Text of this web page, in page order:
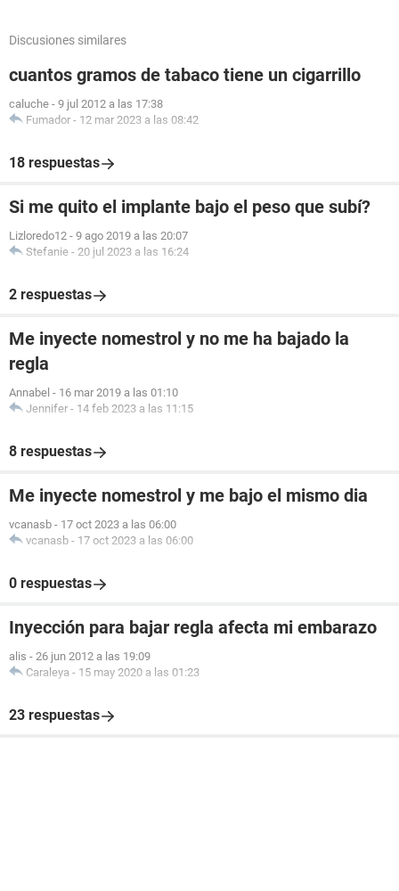
Discusiones similares
cuantos gramos de tabaco tiene un cigarrillo
caluche - 9 jul 2012 a las 17:38
Fumador - 12 mar 2023 a las 08:42
18 respuestas
Si me quito el implante bajo el peso que subí?
Lizloredo12 - 9 ago 2019 a las 20:07
Stefanie - 20 jul 2023 a las 16:24
2 respuestas
Me inyecte nomestrol y no me ha bajado la
regla
Annabel - 16 mar 2019 a las 01:10
Jennifer - 14 feb 2023 a las 11:15
8 respuestas
Me inyecte nomestrol y me bajo el mismo dia
vcanasb - 17 oct 2023 a las 06:00
vcanasb - 17 oct 2023 a las 06:00
0 respuestas
Inyección para bajar regla afecta mi embarazo
alis - 26 jun 2012 a las 19:09
Caraleya - 15 may 2020 a las 01:23
23 respuestas